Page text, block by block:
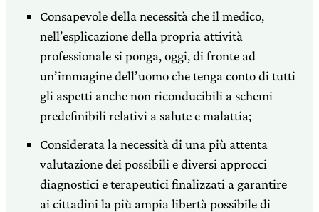
Consapevole della necessità che il medico,
nell’esplicazione della propria attività
professionale si ponga, oggi, di fronte ad
un’immagine dell’uomo che tenga conto di tutti
gli aspetti anche non riconducibili a schemi
predefinibili relativi a salute e malattia;
Considerata la necessità di una più attenta
valutazione dei possibili e diversi approcci
diagnostici e terapeutici finalizzati a garantire
ai cittadini la più ampia libertà possibile di